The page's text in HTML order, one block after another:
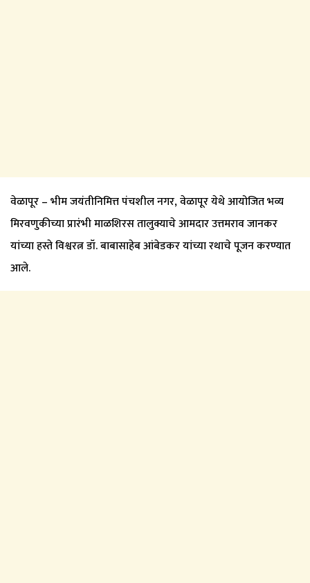
वेळापूर – भीम जयंतीनिमित्त पंचशील नगर, वेळापूर येथे आयोजित भव्य
मिरवणुकीच्या प्रारंभी माळशिरस तालुक्याचे आमदार उत्तमराव जानकर
यांच्या हस्ते विश्वरत्न डॉ. बाबासाहेब आंबेडकर यांच्या रथाचे पूजन करण्यात
आले.